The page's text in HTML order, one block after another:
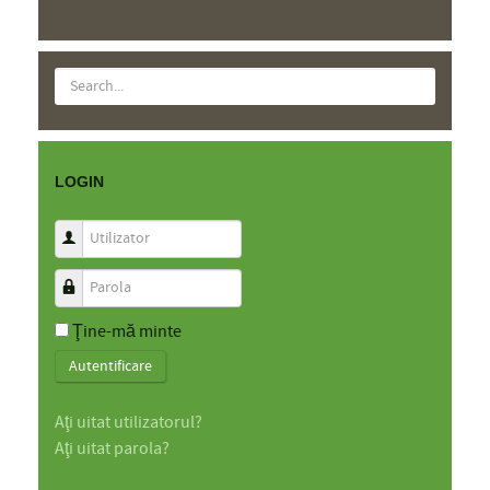
LOGIN
Utilizator
Parola
Ţine-mă minte
Autentificare
Aţi uitat utilizatorul?
Aţi uitat parola?